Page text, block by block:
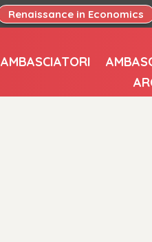
Renaissance in Economics